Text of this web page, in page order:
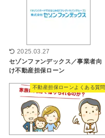
2025.03.27
セゾンファンデックス／事業者向
け不動産担保ローン
不動産担保ローンよくある質問